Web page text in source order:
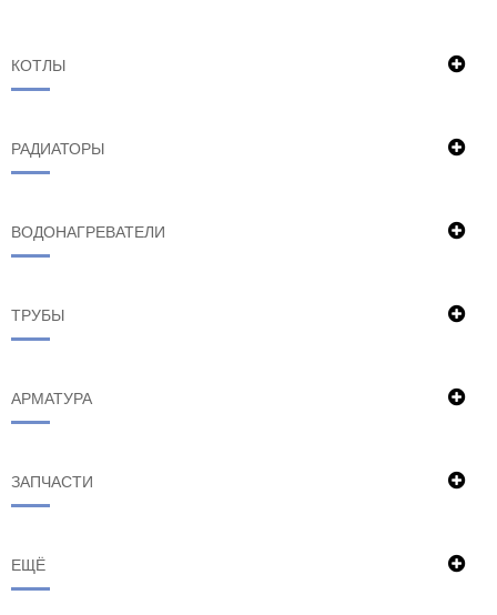
КОТЛЫ
РАДИАТОРЫ
ВОДОНАГРЕВАТЕЛИ
ТРУБЫ
АРМАТУРА
ЗАПЧАСТИ
ЕЩЁ